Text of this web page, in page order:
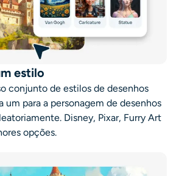
estilo
conjunto de estilos de desenhos
um para a personagem de desenhos
Disney, Pixar, Furry Art
opções.